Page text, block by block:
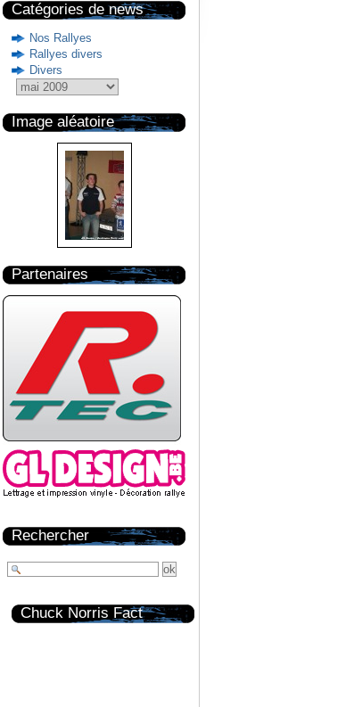
Catégories de news
Nos Rallyes
Rallyes divers
Divers
Image aléatoire
Partenaires
Rechercher
Chuck Norris Fact